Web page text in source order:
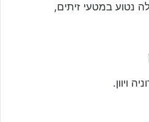
נטוע במטעי זיתים,
ויוון.